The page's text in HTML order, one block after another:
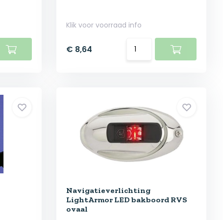
Klik voor voorraad info
€ 8,64
Navigatieverlichting
LightArmor LED bakboord RVS
ovaal